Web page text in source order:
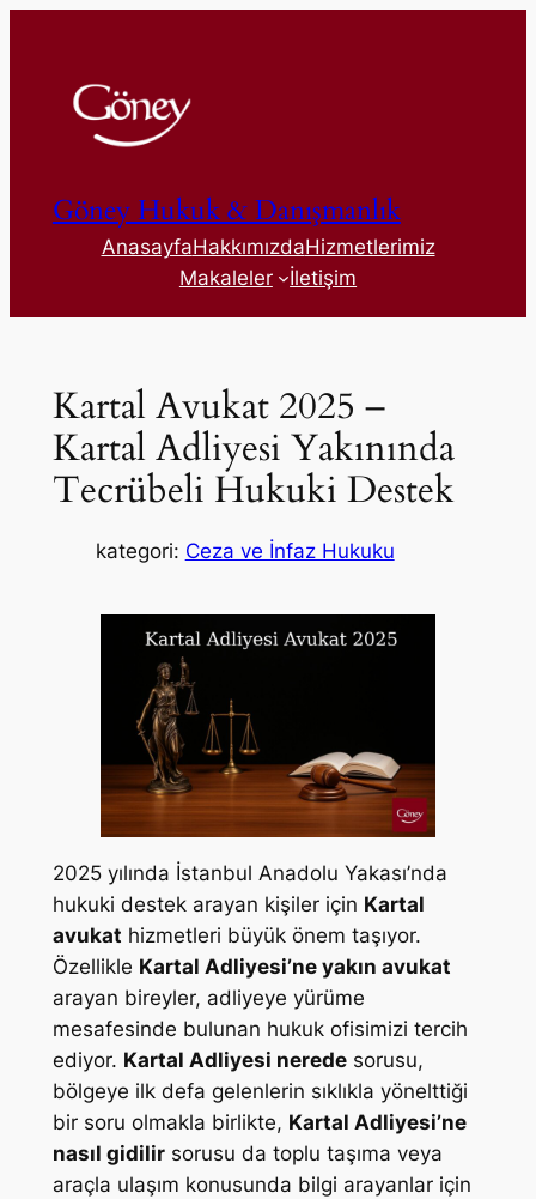
Göney Hukuk & Danışmanlık
AnasayfaHakkımızdaHizmetlerimiz
Makaleler
İletişim
Kartal Avukat 2025 –
Kartal Adliyesi Yakınında
Tecrübeli Hukuki Destek
kategori: Ceza ve İnfaz Hukuku
2025 yılında İstanbul Anadolu Yakası’nda
hukuki destek arayan kişiler için Kartal
avukat hizmetleri büyük önem taşıyor.
Özellikle Kartal Adliyesi’ne yakın avukat
arayan bireyler, adliyeye yürüme
mesafesinde bulunan hukuk ofisimizi tercih
ediyor. Kartal Adliyesi neredesorusu,
bölgeye ilk defa gelenlerin sıklıkla yönelttiği
bir soru olmakla birlikte, Kartal Adliyesi’ne
nasıl gidilirsorusu da toplu taşıma veya
araçla ulaşım konusunda bilgi arayanlar için